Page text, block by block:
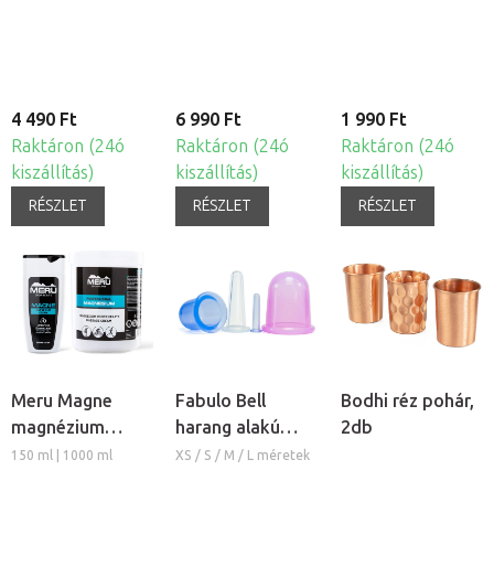
4 490 Ft
Raktáron (24ó
kiszállítás)
RÉSZLET
6 990 Ft
Raktáron (24ó
kiszállítás)
RÉSZLET
1 990 Ft
Raktáron (24ó
kiszállítás)
RÉSZLET
Meru Magne
magnézium
masszázs krém
150 ml | 1000 ml
Fabulo Bell
harang alakú
szilikon köpöly
XS / S / M / L méretek
Bodhi réz pohár,
2db